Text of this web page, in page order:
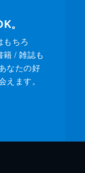
。
もちろ
籍 / 雑誌も
なたの好
えます。